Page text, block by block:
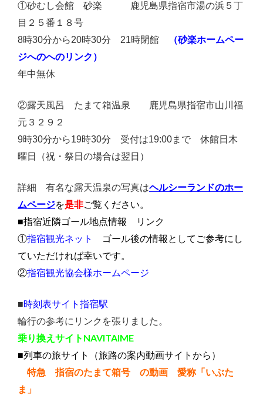
①砂むし会館 砂楽 鹿児島県指宿市湯の浜５丁
目２５番１８号
8時30分から20時30分 21時閉館
（砂楽ホームペー
ジへのへのリンク）
年中無休
②露天風呂 たまて箱温泉 鹿児島県指宿市山川福
元３２９２
9時30分から19時30分 受付は19:00まで 休館日木
曜日（祝・祭日の場合は翌日）
詳細 有名な露天温泉の写真はヘルシーランドのホー
ムページを是非ご覧ください。
■指宿近隣ゴール地点情報 リンク
①指宿観光ネット
ゴール後の情報としてご参考にし
ていただければ幸いです。
②指宿観光協会様ホームページ
■時刻表サイト指宿駅
輪行の参考にリンクを張りました。
乗り換えサイトNAVITAIME
■列車の旅サイト（旅路の案内動画サイトから）
特急 指宿のたまて箱号 の動画 愛称「いぶた
ま」